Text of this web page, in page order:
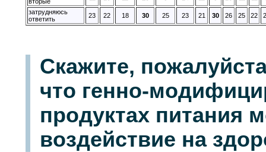
затрудняюсь
ответить
23 22 18 30 25 23 21 30 26 25 22
Скажите,
что генно-
продуктах питания
воздействие на